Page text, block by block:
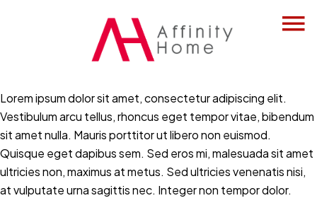
Lorem ipsum dolor sit amet, consectetur adipiscing elit.
Vestibulum arcu tellus, rhoncus eget tempor vitae, bibendum
sit amet nulla. Mauris porttitor ut libero non euismod.
Quisque eget dapibus sem. Sed eros mi, malesuada sit amet
ultricies non, maximus at metus. Sed ultricies venenatis nisi,
at vulputate urna sagittis nec. Integer non tempor dolor.